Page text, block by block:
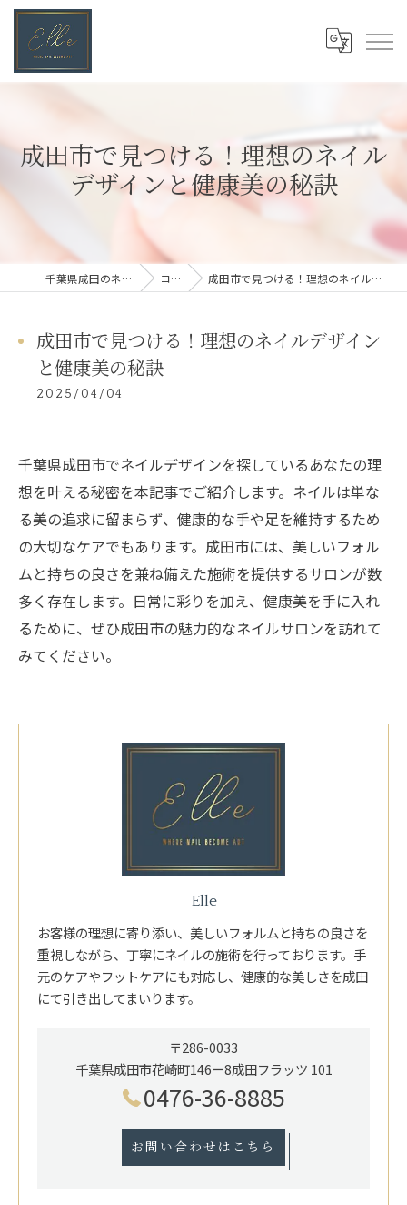
成田市で見つける！理想のネイル
デザインと健康美の秘訣
千葉県成田のネイルならElle コラム 成田市で見つける！理想のネイルデザインと健康美の秘訣
成田市で見つける！理想のネイルデザイン
と健康美の秘訣
2025/04/04
千葉県成田市でネイルデザインを探しているあなたの理
想を叶える秘密を本記事でご紹介します。ネイルは単な
る美の追求に留まらず、健康的な手や足を維持するため
の大切なケアでもあります。成田市には、美しいフォル
ムと持ちの良さを兼ね備えた施術を提供するサロンが数
多く存在します。日常に彩りを加え、健康美を手に入れ
るために、ぜひ成田市の魅力的なネイルサロンを訪れて
みてください。
Elle
お客様の理想に寄り添い、美しいフォルムと持ちの良さを
重視しながら、丁寧にネイルの施術を行っております。手
元のケアやフットケアにも対応し、健康的な美しさを成田
にて引き出してまいります。
〒286-0033
千葉県成田市花崎町146ー8成田フラッツ 101
0476-36-8885
お問い合わせはこちら